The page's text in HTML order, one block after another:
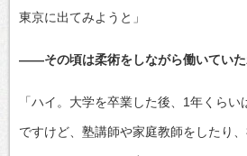
東京に出てみようと」
——その頃は柔術をしながら働いてい
「ハイ。大学を卒業した後、1年くら
ですけど、塾講師や家庭教師をしたり